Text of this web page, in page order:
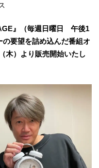
』（毎週日曜日 午後1
要望を詰め込んだ番組オ
木）より販売開始いたし